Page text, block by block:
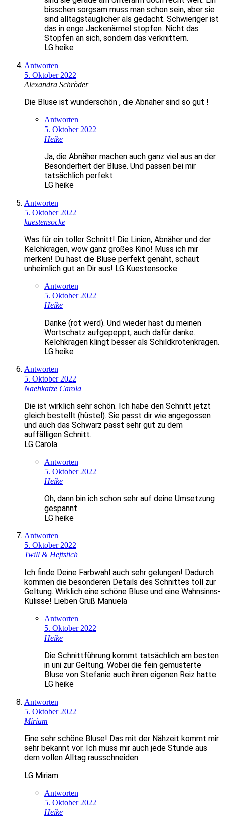
bisschen sorgsam muss man schon sein, aber sie
sind alltagstauglicher als gedacht. Schwieriger ist
das in enge Jackenärmel stopfen. Nicht das
Stopfen an sich, sondern das verknittern.
LG heike
Antworten
5. Oktober 2022
Alexandra Schröder
Die Bluse ist wunderschön , die Abnäher sind so gut !
Antworten
5. Oktober 2022
Heike
Ja, die Abnäher machen auch ganz viel aus an der
Besonderheit der Bluse. Und passen bei mir
tatsächlich perfekt.
LG heike
Antworten
5. Oktober 2022
kuestensocke
Was für ein toller Schnitt! Die Linien, Abnäher und der
Kelchkragen, wow ganz großes Kino! Muss ich mir
merken! Du hast die Bluse perfekt genäht, schaut
unheimlich gut an Dir aus! LG Kuestensocke
Antworten
5. Oktober 2022
Heike
Danke (rot werd). Und wieder hast du meinen
Wortschatz aufgepeppt, auch dafür danke.
Kelchkragen klingt besser als Schildkrötenkragen.
LG heike
Antworten
5. Oktober 2022
Naehkatze Carola
Die ist wirklich sehr schön. Ich habe den Schnitt jetzt
gleich bestellt (hüstel). Sie passt dir wie angegossen
und auch das Schwarz passt sehr gut zu dem
auffälligen Schnitt.
LG Carola
Antworten
5. Oktober 2022
Heike
Oh, dann bin ich schon sehr auf deine Umsetzung
gespannt.
LG heike
Antworten
5. Oktober 2022
Twill & Heftstich
Ich finde Deine Farbwahl auch sehr gelungen! Dadurch
kommen die besonderen Details des Schnittes toll zur
Geltung. Wirklich eine schöne Bluse und eine Wahnsinns-
Kulisse! Lieben Gruß Manuela
Antworten
5. Oktober 2022
Heike
Die Schnittführung kommt tatsächlich am besten
in uni zur Geltung. Wobei die fein gemusterte
Bluse von Stefanie auch ihren eigenen Reiz hatte.
LG heike
Antworten
5. Oktober 2022
Miriam
Eine sehr schöne Bluse! Das mit der Nähzeit kommt mir
sehr bekannt vor. Ich muss mir auch jede Stunde aus
dem vollen Alltag rausschneiden.
LG Miriam
Antworten
5. Oktober 2022
Heike